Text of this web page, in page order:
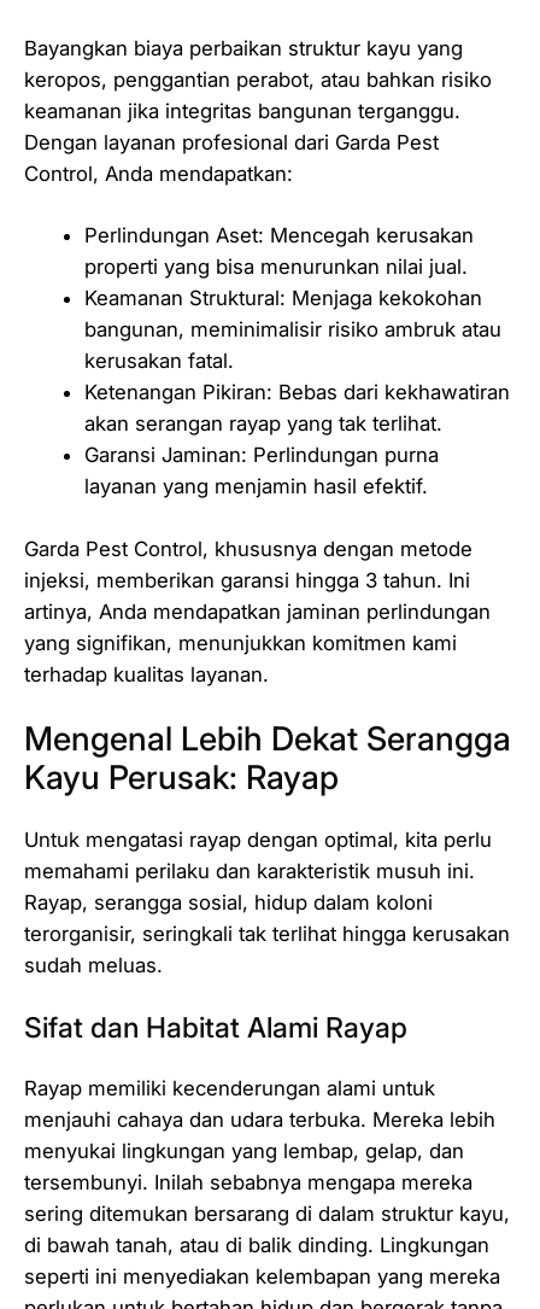
Bayangkan biaya perbaikan struktur kayu yang
keropos, penggantian perabot, atau bahkan risiko
keamanan jika integritas bangunan terganggu.
Dengan layanan profesional dari Garda Pest
Control, Anda mendapatkan:
Perlindungan Aset: Mencegah kerusakan
properti yang bisa menurunkan nilai jual.
Keamanan Struktural: Menjaga kekokohan
bangunan, meminimalisir risiko ambruk atau
kerusakan fatal.
Ketenangan Pikiran: Bebas dari kekhawatiran
akan serangan rayap yang tak terlihat.
Garansi Jaminan: Perlindungan purna
layanan yang menjamin hasil efektif.
Garda Pest Control, khususnya dengan metode
injeksi, memberikan garansi hingga 3 tahun. Ini
artinya, Anda mendapatkan jaminan perlindungan
yang signifikan, menunjukkan komitmen kami
terhadap kualitas layanan.
Mengenal Lebih Dekat Serangga
Kayu Perusak: Rayap
Untuk mengatasi rayap dengan optimal, kita perlu
memahami perilaku dan karakteristik musuh ini.
Rayap, serangga sosial, hidup dalam koloni
terorganisir, seringkali tak terlihat hingga kerusakan
sudah meluas.
Sifat dan Habitat Alami Rayap
Rayap memiliki kecenderungan alami untuk
menjauhi cahaya dan udara terbuka. Mereka lebih
menyukai lingkungan yang lembap, gelap, dan
tersembunyi. Inilah sebabnya mengapa mereka
sering ditemukan bersarang di dalam struktur kayu,
di bawah tanah, atau di balik dinding. Lingkungan
seperti ini menyediakan kelembapan yang mereka